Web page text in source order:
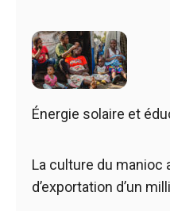
Énergie solaire et
La culture du manioc
d’exportation d’un